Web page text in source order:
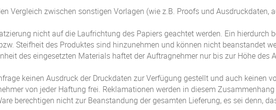
Vergleich zwischen sonstigen Vorlagen (wie z.B. Proofs und Ausdruckdaten,
nicht auf die Laufrichtung des Papiers geachtet werden. Ein hierdurch
Steifheit des Produktes sind hinzunehmen und können nicht beanstandet
des eingesetzten Materials haftet der Auftragnehmer nur bis zur Höhe des
keinen Ausdruck der Druckdaten zur Verfügung gestellt und auch keinen
von jeder Haftung frei. Reklamationen werden in diesem
berechtigen nicht zur Beanstandung der gesamten Lieferung, es sei denn,